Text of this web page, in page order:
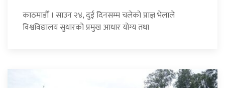
काठमाडौँ । साउन २४, दुई दिनसम्म चलेको प्राज्ञ भेलाले
विश्वविद्यालय सुधारको प्रमुख आधार योग्य तथा